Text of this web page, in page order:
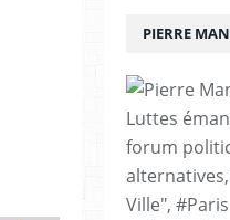
PIERRE
Luttes
forum
Ville",